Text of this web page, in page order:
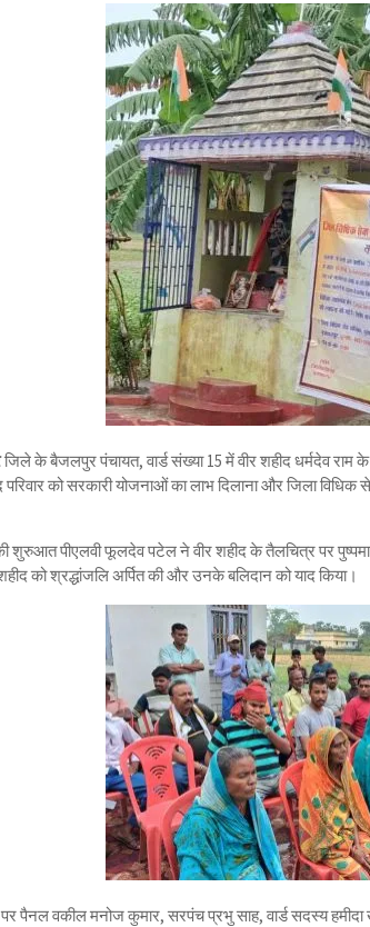
जिले के बैजलपुर पंचायत, वार्ड संख्या 15 में वीर शहीद धर्मदेव
परिवार को सरकारी योजनाओं का लाभ दिलाना और जिला विधिक
शुरुआत पीएलवी फूलदेव पटेल ने वीर शहीद के तैलचित्र पर
को श्रद्धांजलि अर्पित की और उनके बलिदान को याद किया।
पैनल वकील मनोज कुमार, सरपंच प्रभु साह, वार्ड सदस्य